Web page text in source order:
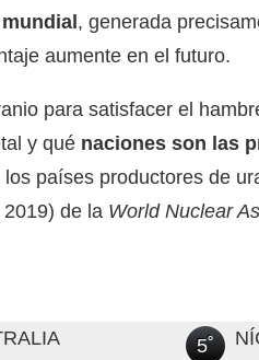
, generada
aumente en el futuro.
para satisfacer el
y qué naciones son las
países productores de
de la World Nuclear
5˚